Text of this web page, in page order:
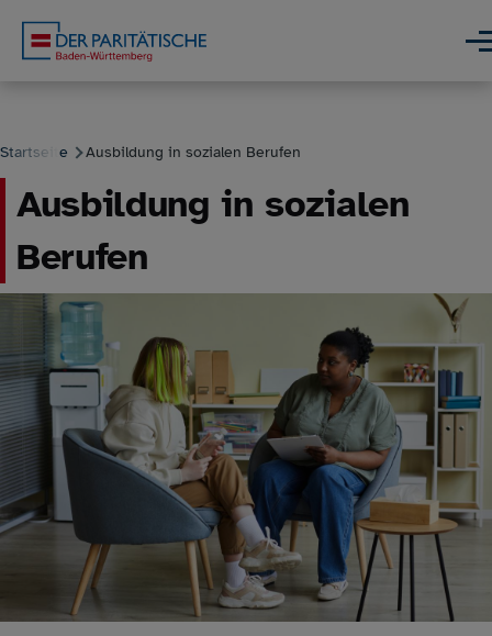
Pfadnavigation
Startseite Ausbildung in sozialen Berufen
Ausbildung in sozialen
Berufen